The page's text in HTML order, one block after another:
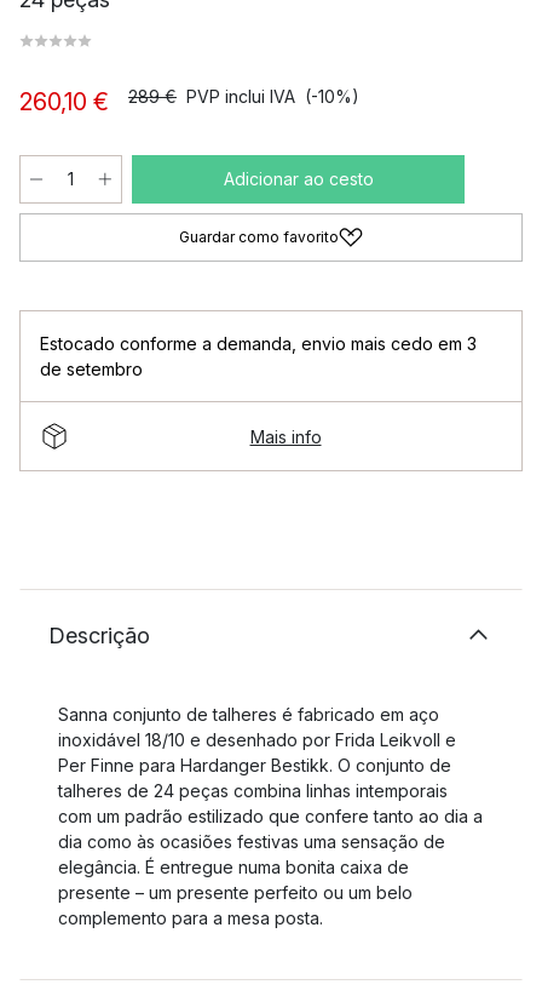
260,10 € 289 € PVP inclui IVA (-10%)
Adicionar ao cesto
Guardar como favorito
Estocado conforme a demanda envio mais cedo em 3
de setembro
Mais info
Descrição
Sanna conjunto de talheres é fabricado em aço
inoxidável 18/10 e desenhado por Frida Leikvoll e
Per Finne para Hardanger Bestikk. O conjunto de
talheres de 24 peças combina linhas intemporais
com um padrão estilizado que confere tanto ao dia a
dia como às ocasiões festivas uma sensação de
elegância. É entregue numa bonita caixa de
presente – um presente perfeito ou um belo
complemento para a mesa posta.